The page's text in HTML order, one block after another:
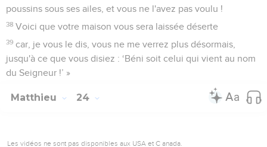
poussins sous ses ailes, et vous ne l'avez pas voulu !
38 Voici que votre maison vous sera laissée déserte
39 car, je vous le dis, vous ne me verrez plus désormais,
jusqu'à ce que vous disiez : ‘Béni soit celui qui vient au nom
du Seigneur !’ »
Matthieu 24
Les vidéos ne sont pas disponibles aux USA et C anada.